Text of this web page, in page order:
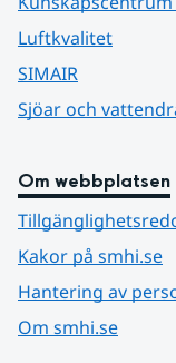
Luftkvalitet
SIMAIR
Sjöar och
Om webbplatsen
Kakor på smhi.se
Hantering av
Om smhi.se